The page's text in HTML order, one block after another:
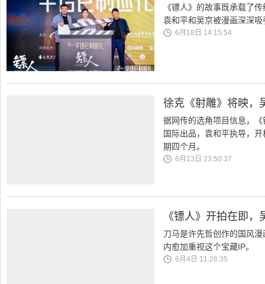
《镖人》的故事既承载了
袁和平和吴京被漫画深深
6月18日 14:15:54
徐克《射雕》将映，
据网传的选角项目信息，
国际出品，袁和平执导，
期四个月。
6月13日 23:50:37
《镖人》开拍在即
刀马是许先哲创作的国风
内愈加重视这个宝藏IP。
6月4日 11:26:35